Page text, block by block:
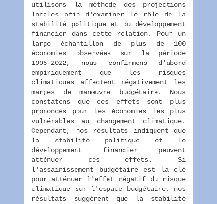
utilisons la méthode des projections
locales afin d'examiner le rôle de la
stabilité politique et du développement
financier dans cette relation. Pour un
large échantillon de plus de 100
économies observées sur la période
1995-2022, nous confirmons d'abord
empiriquement que les risques
climatiques affectent négativement les
marges de manœuvre budgétaire. Nous
constatons que ces effets sont plus
prononcés pour les économies les plus
vulnérables au changement climatique.
Cependant, nos résultats indiquent que
la stabilité politique et le
développement financier peuvent
atténuer ces effets. Si
l'assainissement budgétaire est la clé
pour atténuer l'effet négatif du risque
climatique sur l'espace budgétaire, nos
résultats suggèrent que la stabilité